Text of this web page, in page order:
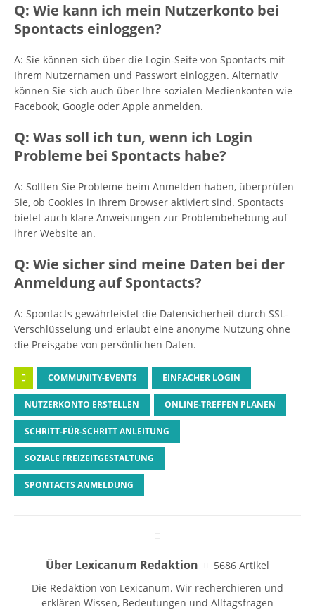
Q: Wie kann ich mein Nutzerkonto bei
Spontacts einloggen?
A: Sie können sich über die Login-Seite von Spontacts mit
Ihrem Nutzernamen und Passwort einloggen. Alternativ
können Sie sich auch über Ihre sozialen Medienkonten wie
Facebook, Google oder Apple anmelden.
Q: Was soll ich tun, wenn ich Login
Probleme bei Spontacts habe?
A: Sollten Sie Probleme beim Anmelden haben, überprüfen
Sie, ob Cookies in Ihrem Browser aktiviert sind. Spontacts
bietet auch klare Anweisungen zur Problembehebung auf
ihrer Website an.
Q: Wie sicher sind meine Daten bei der
Anmeldung auf Spontacts?
A: Spontacts gewährleistet die Datensicherheit durch SSL-
Verschlüsselung und erlaubt eine anonyme Nutzung ohne
die Preisgabe von persönlichen Daten.
COMMUNITY-EVENTS EINFACHER LOGIN
NUTZERKONTO ERSTELLEN ONLINE-TREFFEN PLANEN
SCHRITT-FÜR-SCHRITT ANLEITUNG
SOZIALE FREIZEITGESTALTUNG
SPONTACTS ANMELDUNG
Über Lexicanum Redaktion
5686 Artikel
Die Redaktion von Lexicanum. Wir recherchieren und
erklären Wissen, Bedeutungen und Alltagsfragen